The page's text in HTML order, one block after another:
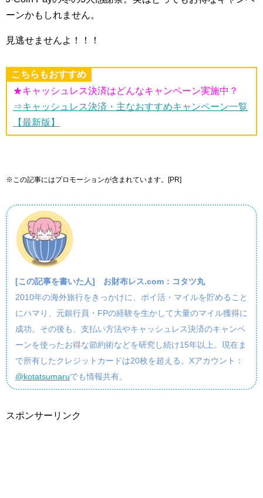
ーンかもしれません。
見逃せませんよ！！！
こちらもおすすめ
★キャッシュレス決済はどんなキャンペーン実施中？
⇒キャッシュレス決済・主なおすすめキャンペーン一覧
【最新版】
※この記事にはプロモーションが含まれています。[PR]
[この記事を書いた人] お財布レス.com：コタツ丸
2010年の海外旅行をきっかけに、ポイ活・マイルを貯めること
にハマり、元銀行員・FPの経験を生かして大量のマイル獲得に
成功。その後も、支払い方法やキャッシュレス決済のキャンペ
ーンを使ったお得な節約術などを研究し続け15年以上。現在ま
で所有したクレジットカードは20枚を超える。Xアカウント：
@kotatsumaruでも情報共有。
スポンサーリンク